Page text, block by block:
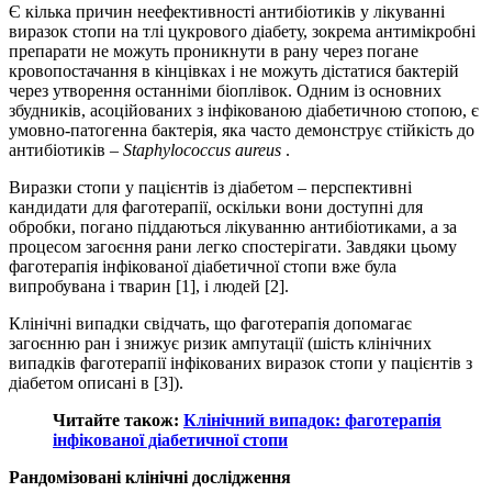
Є кілька причин неефективності антибіотиків у лікуванні
виразок стопи на тлі цукрового діабету, зокрема антимікробні
препарати не можуть проникнути в рану через погане
кровопостачання в кінцівках і не можуть дістатися бактерій
через утворення останніми біоплівок. Одним із основних
збудників, асоційованих з інфікованою діабетичною стопою, є
умовно-патогенна бактерія, яка часто демонструє стійкість до
антибіотиків – Staphylococcus aureus .
Виразки стопи у пацієнтів із діабетом – перспективні
кандидати для фаготерапії, оскільки вони доступні для
обробки, погано піддаються лікуванню антибіотиками, а за
процесом загоєння рани легко спостерігати. Завдяки цьому
фаготерапія інфікованої діабетичної стопи вже була
випробувана і тварин [1], і людей [2].
Клінічні випадки свідчать, що фаготерапія допомагає
загоєнню ран і знижує ризик ампутації (шість клінічних
випадків фаготерапії інфікованих виразок стопи у пацієнтів з
діабетом описані в [3]).
Читайте також: Клінічний випадок: фаготерапія
інфікованої діабетичної стопи
Рандомізовані клінічні дослідження